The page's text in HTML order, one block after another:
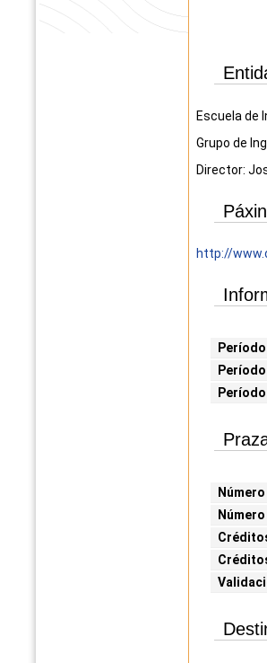
Escuela de
Grupo de
Director:
http://